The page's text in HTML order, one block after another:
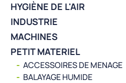
HYGIÈNE DE L'AIR
INDUSTRIE
MACHINES
PETIT MATERIEL
ACCESSOIRES DE MENAGE
BALAYAGE HUMIDE